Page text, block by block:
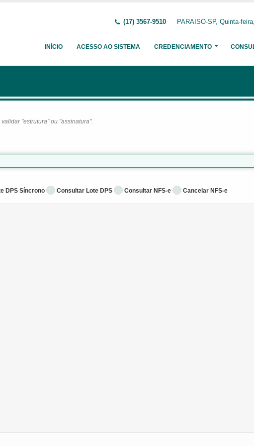
(17) 3567-9510 PARAISO-SP, Quinta-
INÍCIO ACESSO AO SISTEMA CREDENCIAMENTO
"estrutura" ou "assinatura".
DPS Síncrono Consultar Lote DPS Consultar NFS-e Cancelar NFS-e